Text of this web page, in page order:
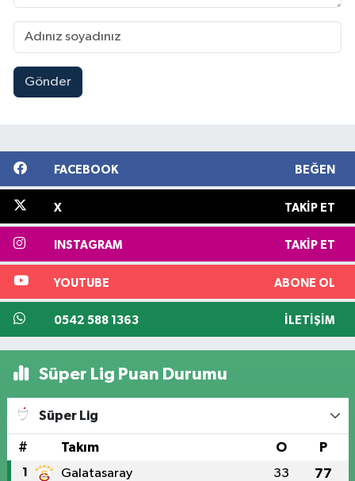
Gönder
FACEBOOK BEĞEN
X TAKIP ET
INSTAGRAM TAKIP ET
YOUTUBE ABONE OL
0542 588 1363 İLETIŞIM
Süper Lig Puan Durumu
Süper Lig
# Takım O P
1 Galatasaray 33 77